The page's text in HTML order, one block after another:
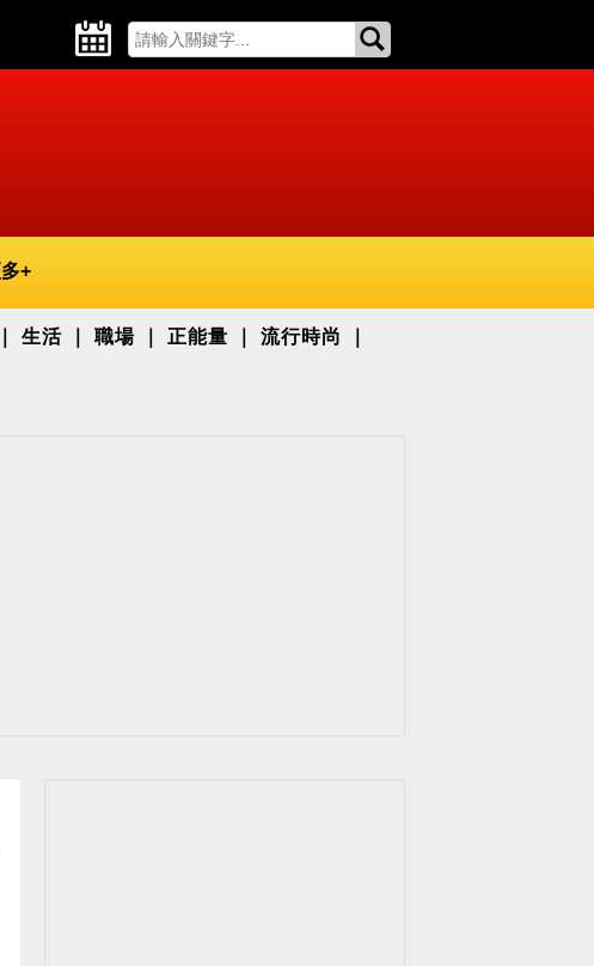
+
生活 職場 正能量 流行時尚